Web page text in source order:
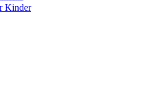
Kinder